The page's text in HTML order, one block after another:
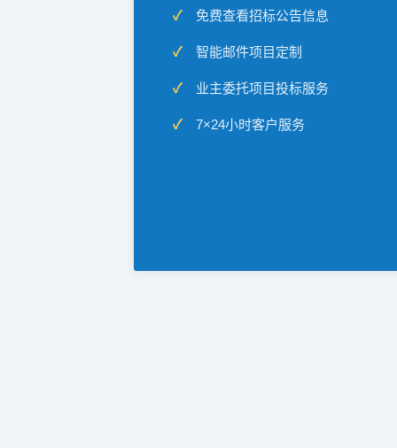
免费查看招标公告信息
智能邮件项目定制
业主委托项目投标服务
7×24小时客户服务